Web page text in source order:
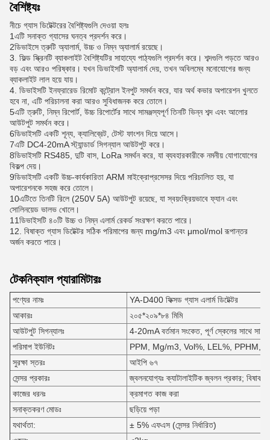
বৈশিষ্ট্যঃ
নীচে গ্যাস ডিটেক্টরের বৈশিষ্ট্যগুলি দেওয়া হলঃ
1এটি সনাক্ত গ্যাসের ঘনত্ব প্রদর্শন করে।
2ডিভাইসে ত্রুটি অ্যালার্ম, উচ্চ ও নিম্ন অ্যালার্ম রয়েছে।
3. ফিল্ড স্ক্রিনটি ব্যাকলাইট বৈশিষ্ট্যটির সাহায্যে পাঠ্যগুলি প্রদর্শন করে। শব্দগুলি পড়তে আরও
বড় এবং আরও পরিষ্কার। যখন ডিভাইসটি অ্যালার্ম দেয়, তখন অবিলম্বে মনোযোগের জন্য
ব্যাকলাইট লাল হয়ে যায়।
4. ডিভাইসটি ইনফ্রারেড রিমোট কন্ট্রোল ইনপুট সমর্থন করে, যার অর্থ কভার অপারেশন খুলতে
হবে না, এটি পরিচালনা করা আরও সুবিধাজনক করে তোলে।
5এটি ত্রুটি, নিম্ন রিপোর্ট, উচ্চ রিপোর্টের সাথে সামঞ্জস্যপূর্ণ তিনটি ভিন্ন শব্দ এবং আলোর
আউটপুট সমর্থন করে।
6ডিভাইসটি একটি শূন্য, ক্যালিব্রেট, টেস্ট ফাংশন দিয়ে আসে।
7এটি DC4-20mA স্ট্যান্ডার্ড সিগন্যাল আউটপুট করে।
8ডিভাইসটি RS485, দুটি বাস, LoRa সমর্থন করে, যা ব্যবহারকারীকে নমনীয় যোগাযোগের
বিকল্প দেয়।
9ডিভাইসটি একটি উচ্চ-কার্যকারিতা ARM মাইক্রোপ্রসেসর দিয়ে পরিচালিত হয়, যা
অপারেশনকে সহজ করে তোলে।
10এটিতে তিনটি রিলে (250V 5A) আউটপুট রয়েছে, যা স্বয়ংক্রিয়ভাবে ফ্যান এবং
সোলিনয়েড ভালভ খোলে।
11ডিভাইসটি ৪০টি উচ্চ ও নিম্ন এলার্ম রেকর্ড সংরক্ষণ করতে পারে।
12. বিষাক্ত গ্যাস ডিটেক্টর সঠিক পরিমাপের জন্য mg/m3 এবং μmol/mol রূপান্তর
অর্জন করতে পারে।
টেকনিক্যাল প্যারামিটারঃ
পণ্যের নামঃ
YA-D400 ফিক্সড গ্যাস এলার্ম ডিটেক্টর
আকারঃ
২০৫*২০৯*৮৪ মিমি
আউটপুট সিগন্যালঃ
4-20mA বর্তমান সংকেত, পূর্ণ স্কেলের সাথে
পরিমাপ ইউনিটঃ
PPM, Mg/m3, Vol%, LEL%, PPHM,
সুরক্ষা স্তরঃ
আইপি ৬৭
সেন্সর প্রকারঃ
জ্বলনযোগ্যঃ ক্যাটালাইটিক জ্বলন প্রকার;
কাজের ধরনঃ
ক্রমাগত কাজ করা
সনাক্তকরণ মোডঃ
ছড়িয়ে পড়া
যথার্থতা:
± 5% এফএস (সেন্সর নির্ধারিত)